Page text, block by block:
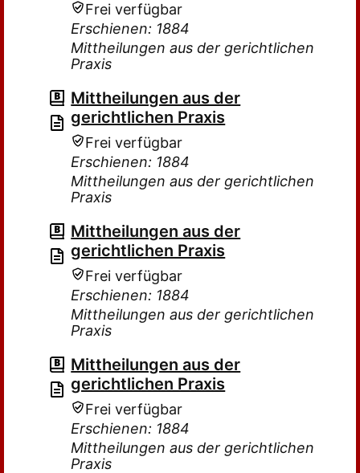
Frei verfügbar
Erschienen: 1884
Mittheilungen aus der gerichtlichen
Praxis
Mittheilungen aus der
gerichtlichen Praxis
Frei verfügbar
Erschienen: 1884
Mittheilungen aus der gerichtlichen
Praxis
Mittheilungen aus der
gerichtlichen Praxis
Frei verfügbar
Erschienen: 1884
Mittheilungen aus der gerichtlichen
Praxis
Mittheilungen aus der
gerichtlichen Praxis
Frei verfügbar
Erschienen: 1884
Mittheilungen aus der gerichtlichen
Praxis